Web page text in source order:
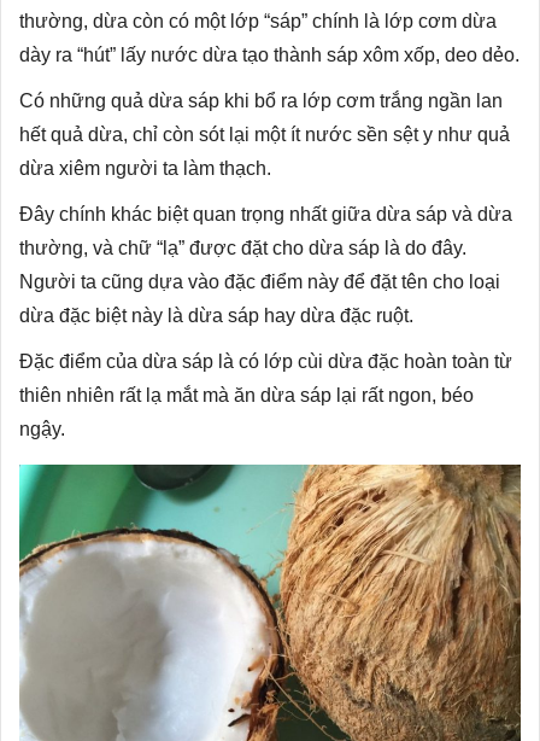
thường, dừa còn có một lớp “sáp” chính là lớp cơm dừa
dày ra “hút” lấy nước dừa tạo thành sáp xôm xốp, deo dẻo.
Có những quả dừa sáp khi bổ ra lớp cơm trắng ngần lan
hết quả dừa, chỉ còn sót lại một ít nước sền sệt y như quả
dừa xiêm người ta làm thạch.
Đây chính khác biệt quan trọng nhất giữa dừa sáp và dừa
thường, và chữ “lạ” được đặt cho dừa sáp là do đây.
Người ta cũng dựa vào đặc điểm này để đặt tên cho loại
dừa đặc biệt này là dừa sáp hay dừa đặc ruột.
Đặc điểm của dừa sáp là có lớp cùi dừa đặc hoàn toàn từ
thiên nhiên rất lạ mắt mà ăn dừa sáp lại rất ngon, béo
ngậy.